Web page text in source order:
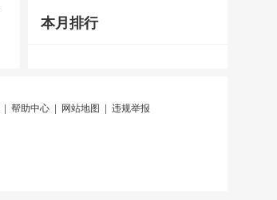
本月排行
帮助中心 网站地图 违规举报